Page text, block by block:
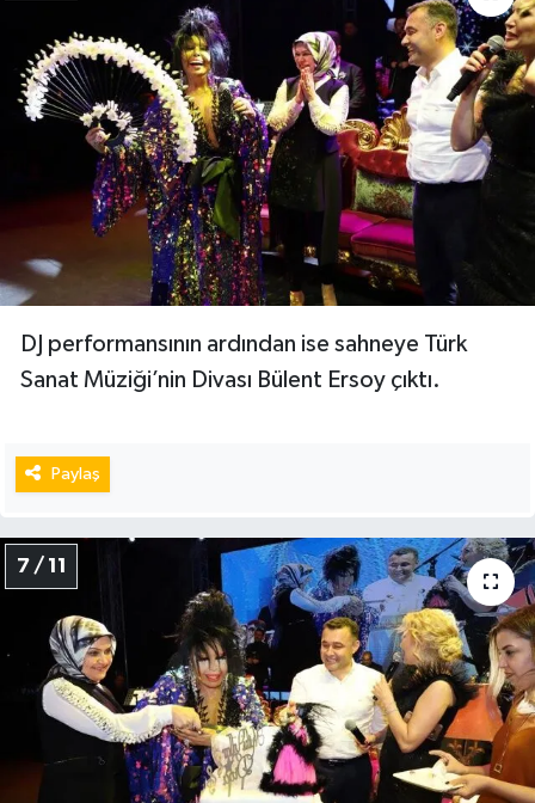
DJ performansının ardından ise sahneye Türk
Sanat Müziği’nin Divası Bülent Ersoy çıktı.
Paylaş
7 / 11